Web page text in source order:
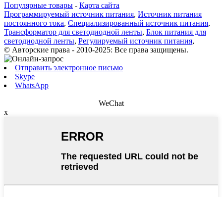
Популярные товары - Карта сайта
Программируемый источник питания, Источник питания
постоянного тока, Специализированный источник питания,
Трансформатор для светодиодной ленты, Блок питания для
светодиодной ленты, Регулируемый источник питания,
© Авторские права - 2010-2025: Все права защищены.
Отправить электронное письмо
Skype
WhatsApp
WeChat
x